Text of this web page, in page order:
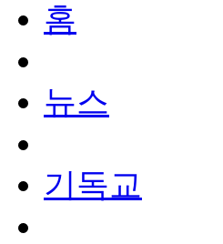
홈
뉴스
기독교